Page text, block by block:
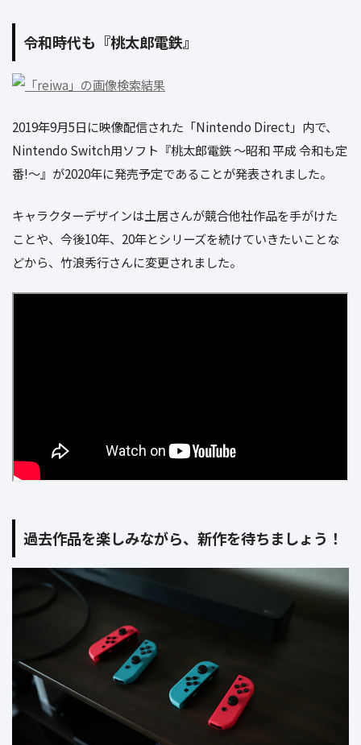
令和時代も『桃太郎電鉄』
2019年9月5日に映像配信された「Nintendo Direct」内で、
Nintendo Switch用ソフト『桃太郎電鉄 ～昭和 平成 令和も定
番!～』が2020年に発売予定であることが発表されました。
キャラクターデザインは土居さんが競合他社作品を手がけた
ことや、今後10年、20年とシリーズを続けていきたいことな
どから、竹浪秀行さんに変更されました。
過去作品を楽しみながら、新作を待ちましょう！